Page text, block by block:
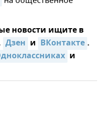
новости ищите в
Дзен и ВКонтакте .
и